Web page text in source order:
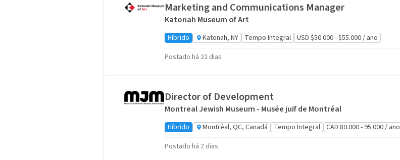
Marketing and Communications Manager
Katonah Museum of Art
Híbrido Katonah, NY Tempo Integral
USD $50.000 - $55.000 / ano
Postado há 22 dias
Director of Development
Montreal Jewish Museum - Musée juif de Montréal
Híbrido Montréal, QC, Canadá Tempo Integral
CAD 80.000 - 95.000 / ano
Postado há 2 dias